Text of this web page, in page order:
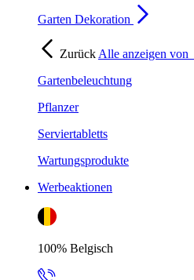
Garten Dekoration
Zurück Alle anzeigen von
Gartenbeleuchtung
Pflanzer
Serviertabletts
Wartungsprodukte
Werbeaktionen
100% Belgisch